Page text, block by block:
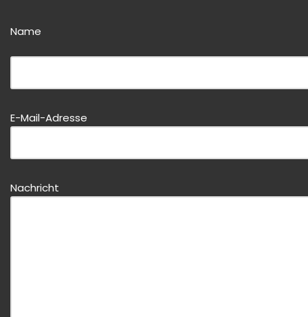
Name
Bitte dieses Feld leer lassen!
Bitte dieses Feld leer lassen!
E-Mail-Adresse
Nachricht